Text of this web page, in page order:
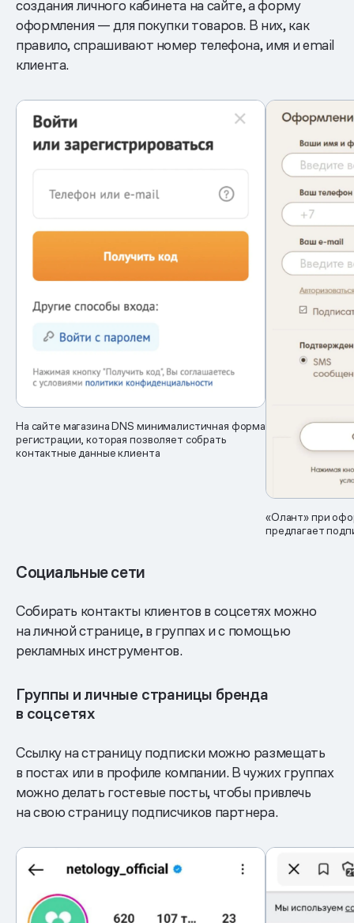
создания личного кабинета на сайте, а форму
оформления — для покупки товаров. В них, как
правило, спрашивают номер телефона, имя и email
клиента.
На сайте магазина DNS минималистичная форма
регистрации, которая позволяет собрать
контактные данные клиента
«Олант» при
предлагает
Социальные сети
Собирать контакты клиентов в соцсетях можно
на личной странице, в группах и с помощью
рекламных инструментов.
Группы и личные страницы бренда
в соцсетях
Ссылку на страницу подписки можно размещать
в постах или в профиле компании. В чужих группах
можно делать гостевые посты, чтобы привлечь
на свою страницу подписчиков партнера.